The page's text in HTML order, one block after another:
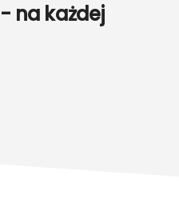
na każdej